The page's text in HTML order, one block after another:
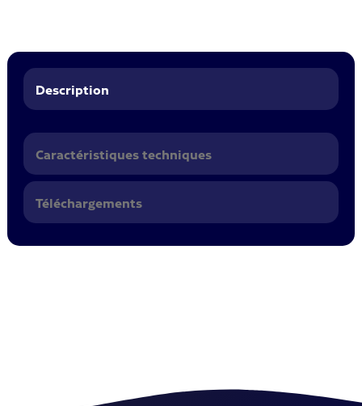
Description
Caractéristiques techniques
Téléchargements